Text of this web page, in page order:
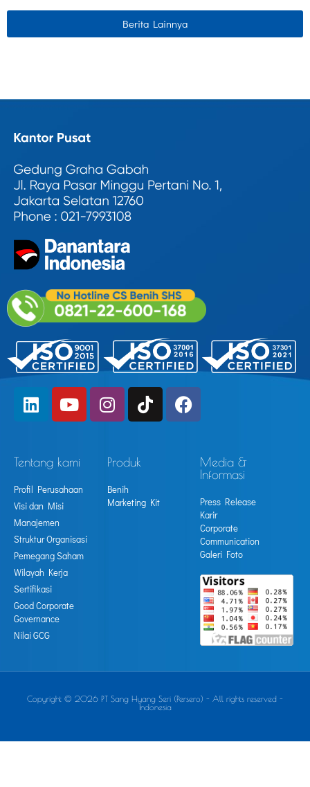
Berita Lainnya
Tentang kami
Profil Perusahaan
Visi dan Misi
Manajemen
Struktur Organisasi
Pemegang Saham
Wilayah Kerja
Sertifikasi
Good Corporate
Governance
Nilai GCG
Produk
Benih
Marketing Kit
Media &
Informasi
Press Release
Karir
Corporate
Communication
Galeri Foto
Copyright © 2026 PT Sang Hyang Seri (Persero) - All rights reserved -
Indonesia